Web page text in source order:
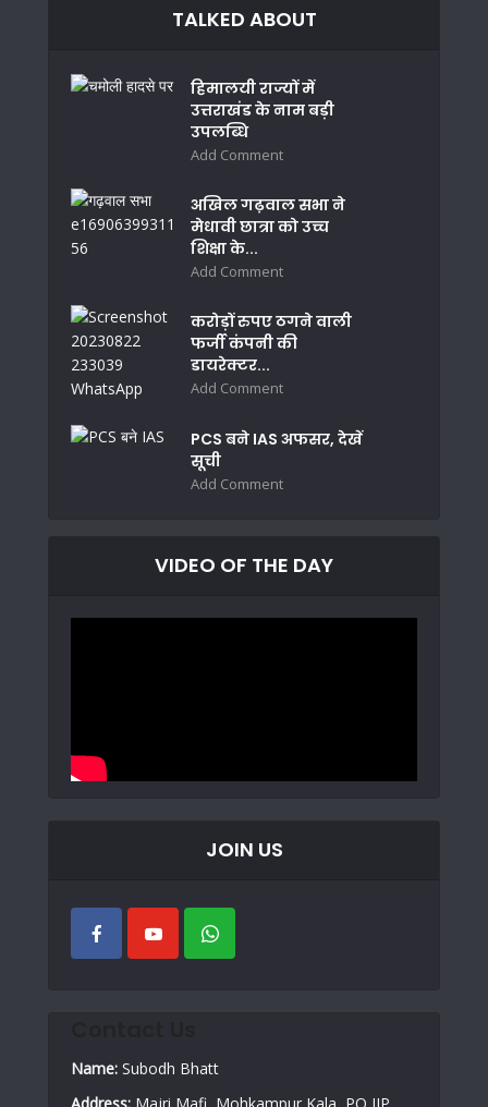
TALKED ABOUT
हिमालयी राज्यों में
उत्तराखंड के नाम बड़ी
उपलब्धि
Add Comment
अखिल गढ़वाल सभा ने
मेधावी छात्रा को उच्च
शिक्षा के...
Add Comment
करोड़ों रुपए ठगने वाली
फर्जी कंपनी की
डायरेक्टर...
Add Comment
PCS बने IAS अफसर, देखें
सूची
Add Comment
VIDEO OF THE DAY
JOIN US
Name: Subodh Bhatt